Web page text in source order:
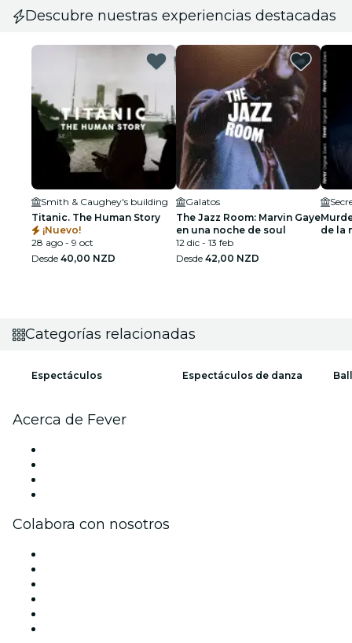
Descubre nuestras experiencias destacadas
Smith & Caughey's building
Titanic. The Human Story
¡Nuevo!
28 ago - 9 oct
Desde 40,00 NZD
Galatos
The Jazz Room: Marvin Gaye
en una noche de soul
12 dic - 13 feb
Desde 42,00 NZD
de la
Categorías relacionadas
Espectáculos Espectáculos de danza
Acerca de Fever
Colabora con nosotros